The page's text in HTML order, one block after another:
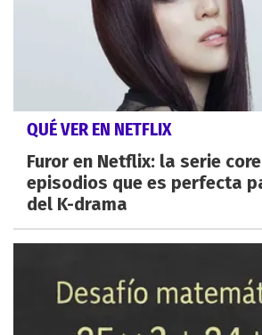
QUÉ VER EN NETFLIX
Furor en Netflix: la serie
episodios que es perfecta
del K-drama